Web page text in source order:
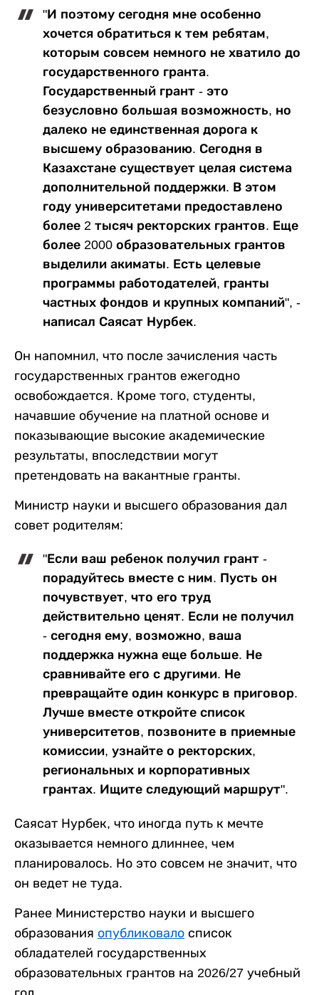
"И поэтому сегодня мне особенно
хочется обратиться к тем ребятам,
которым совсем немного не хватило до
государственного гранта.
Государственный грант - это
безусловно большая возможность, но
далеко не единственная дорога к
высшему образованию. Сегодня в
Казахстане существует целая система
дополнительной поддержки. В этом
году университетами предоставлено
более 2 тысяч ректорских грантов. Еще
более 2000 образовательных грантов
выделили акиматы. Есть целевые
программы работодателей, гранты
частных фондов и крупных компаний", -
написал Саясат Нурбек.
Он напомнил, что после зачисления часть
государственных грантов ежегодно
освобождается. Кроме того, студенты,
начавшие обучение на платной основе и
показывающие высокие академические
результаты, впоследствии могут
претендовать на вакантные гранты.
Министр науки и высшего образования дал
совет родителям:
"Если ваш ребенок получил грант -
порадуйтесь вместе с ним. Пусть он
почувствует, что его труд
действительно ценят. Если не получил
- сегодня ему, возможно, ваша
поддержка нужна еще больше. Не
сравнивайте его с другими. Не
превращайте один конкурс в приговор.
Лучше вместе откройте список
университетов, позвоните в приемные
комиссии, узнайте о ректорских,
региональных и корпоративных
грантах. Ищите следующий маршрут".
Саясат Нурбек, что иногда путь к мечте
оказывается немного длиннее, чем
планировалось. Но это совсем не значит, что
он ведет не туда.
Ранее Министерство науки и высшего
образования опубликовало список
обладателей государственных
образовательных грантов на 2026/27 учебный